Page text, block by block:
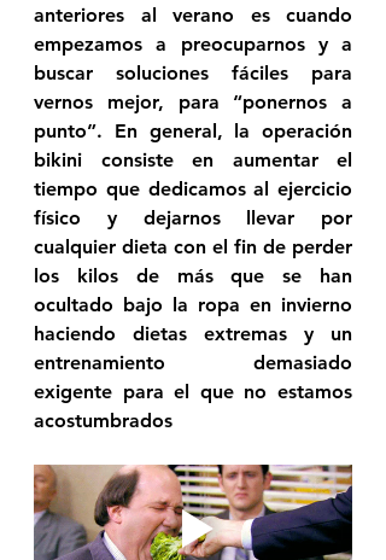
anteriores al verano es cuando
empezamos a preocuparnos y a
buscar soluciones fáciles para
vernos mejor, para “ponernos a
punto”. En general, la operación
bikini consiste en aumentar el
tiempo que dedicamos al ejercicio
físico y dejarnos llevar por
cualquier dieta con el fin de perder
los kilos de más que se han
ocultado bajo la ropa en invierno
haciendo dietas extremas y un
entrenamiento demasiado
exigente para el que no estamos
acostumbrados